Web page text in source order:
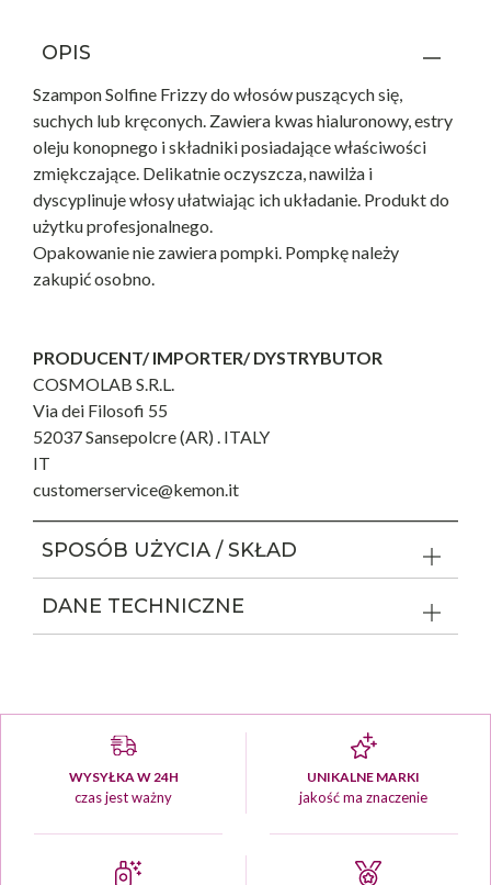
OPIS
Szampon Solfine Frizzy do włosów puszących się,
suchych lub kręconych. Zawiera kwas hialuronowy, estry
oleju konopnego i składniki posiadające właściwości
zmiękczające. Delikatnie oczyszcza, nawilża i
dyscyplinuje włosy ułatwiając ich układanie. Produkt do
użytku profesjonalnego.
Opakowanie nie zawiera pompki. Pompkę należy
zakupić osobno.
PRODUCENT/ IMPORTER/ DYSTRYBUTOR
COSMOLAB S.R.L.
Via dei Filosofi 55
52037 Sansepolcre (AR) . ITALY
IT
customerservice@kemon.it
SPOSÓB UŻYCIA / SKŁAD
DANE TECHNICZNE
WYSYŁKA W 24H
czas jest ważny
UNIKALNE MARKI
jakość ma znaczenie